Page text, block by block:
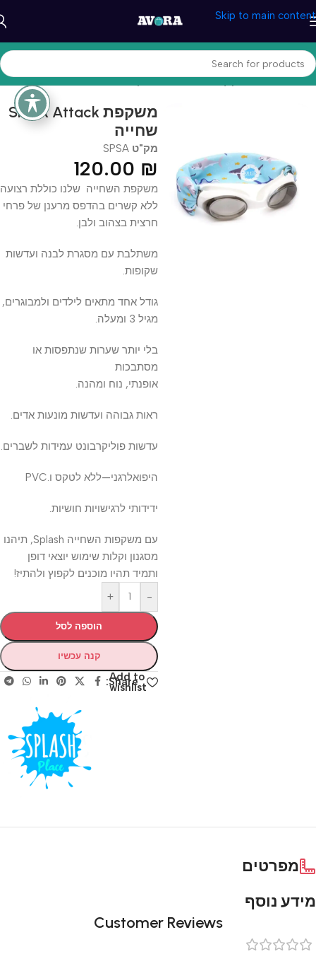
Skip to main content
עמוד הבית/מוצרי קיץ/אביזרי שחייה/משקפת מים
Shark Attack משקפת
שחייה
מק"ט SPSA
120.00 ₪
משקפת השחייה שלנו כוללת רצועה
ללא קשרים בהדפס מרענן של פרחי
חרצית בצהוב ולבן.
משתלבת עם מסגרת לבנה ועדשות
שקופות.
גודל אחד מתאים לילדים ולמבוגרים,
מגיל 3 ומעלה.
בלי יותר שערות שנתפסות או
מסתבכות
אופנתי, נוח ומהנה.
ראות גבוהה ועדשות מונעות אדים.
עדשות פוליקרבונט עמידות לשברים.
היפואלרגני—ללא לטקס ו.PVC
ידידותי לרגישויות חושיות.
עם משקפות השחייה Splash, תיהנו
מסגנון וקלות שימוש יוצאי דופן
ותמיד תהיו מוכנים לקפוץ ולהתיז!
-
+
הוספה לסל
קנה עכשיו
Add to
wishlist
Share:
מפרטים
מידע נוסף
Customer Reviews